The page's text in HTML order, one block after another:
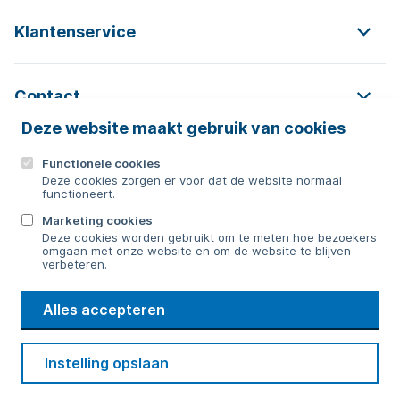
Deze website maakt gebruik van cookies
Functionele cookies
Deze cookies zorgen er voor dat de website normaal
functioneert.
Marketing cookies
Deze cookies worden gebruikt om te meten hoe bezoekers
omgaan met onze website en om de website te blijven
verbeteren.
Alles accepteren
Instelling opslaan
Klantenservice
Contact
Contact
Bericht sturen
WMD
Drinkwater
Cookie voorkeuren
Privacy Disclaimer